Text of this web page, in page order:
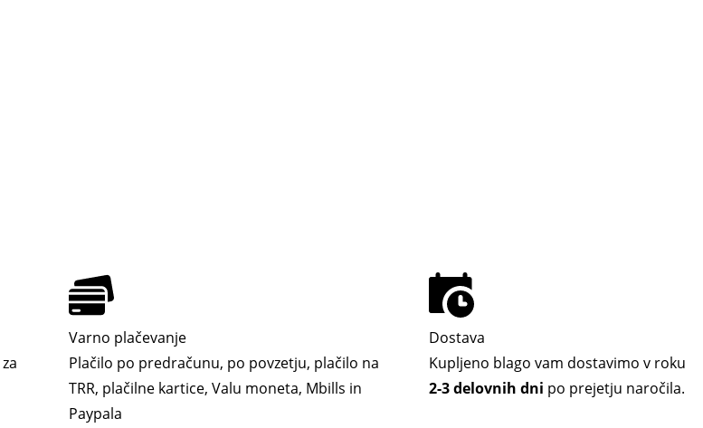
za
Varno plačevanje
Plačilo po predračunu, po povzetju, plačilo na
TRR, plačilne kartice, Valu moneta, Mbills in
Paypala
Dostava
Kupljeno blago vam dostavimo v roku
2-3 delovnih dni po prejetju naročila.